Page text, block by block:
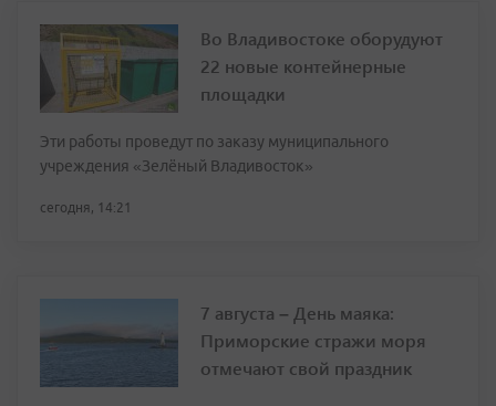
Во Владивостоке оборудуют
22 новые контейнерные
площадки
Эти работы проведут по заказу муниципального
учреждения «Зелёный Владивосток»
сегодня, 14:21
7 августа – День маяка:
Приморские стражи моря
отмечают свой праздник